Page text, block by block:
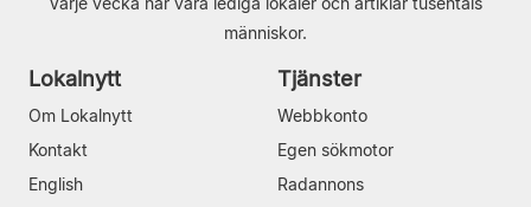
människor.
Lokalnytt
Om Lokalnytt
Kontakt
English
Tjänster
Webbkonto
Egen sökmotor
Radannons